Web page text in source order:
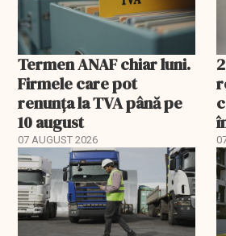
Termen ANAF chiar luni.
Firmele care pot
renunța la TVA până pe
10 august
07 AUGUST 2026